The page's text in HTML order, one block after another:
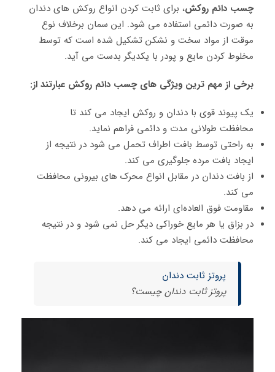
چسب دائم روکش، برای ثابت کردن انواع روکش های دندان
به صورت دائمی استفاده می شود. این سمان برخلاف نوع
موقت از مواد سخت و نشکن تشکیل شده است که توسط
مخلوط کردن مایع و پودر با یکدیگر بدست می‌ آید.
برخی از مهم‌ ترین ویژگی ‌های چسب دائم روکش عبارتند از:
یک پیوند قوی با دندان‌ و روکش ایجاد می‌ کند تا
محافظت طولانی مدت و دائمی فراهم نماید.
به راحتی توسط بافت اطراف تحمل می شود در نتیجه از
ایجاد بافت مرده جلوگیری می‌ کند.
از بافت دندان در مقابل انواع محرک‌ های بیرونی محافظت
می‌ کند.
مقاومت فوق العاده‌ای ارائه می ‌دهد.
در بزاق یا هر مایع خوراکی دیگر حل نمی ‌شود و در نتیجه
محافظت دائمی ایجاد می ‌کند.
پروتز ثابت دندان
پروتز ثابت دندان چیست؟